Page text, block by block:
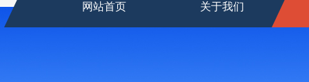
网站首页 关于我们